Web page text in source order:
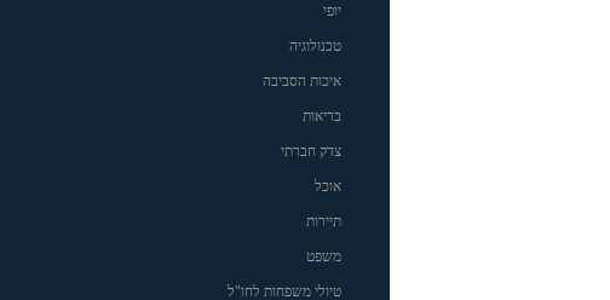
יופי
טכנולוגיה
איכות הסביבה
בריאות
צדק חברתי
אוכל
תיירות
משפט
טיולי משפחות לחו"ל